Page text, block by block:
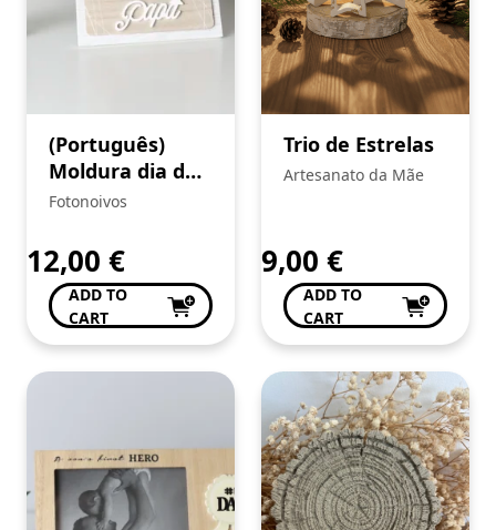
(Português)
Moldura dia do
Pai
Fotonoivos
12,00 €
ADD TO
CART
Trio de Estrelas
Artesanato da Mãe
9,00 €
ADD TO
CART